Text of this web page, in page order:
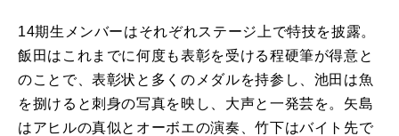
14期生メンバーはそれぞれステージ上で特技を披露。
飯田はこれまでに何度も表彰を受ける程硬筆が得意と
のことで、表彰状と多くのメダルを持参し、池田は魚
を捌けると刺身の写真を映し、大声と一発芸を。矢島
はアヒルの真似とオーボエの演奏、竹下はバイト先で